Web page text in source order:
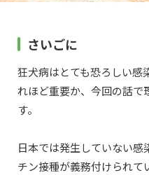
さいごに
狂犬病はとても恐ろしい感
れほど重要か、今回の話で
す。
日本では発生していない感
チン接種が義務付けられ